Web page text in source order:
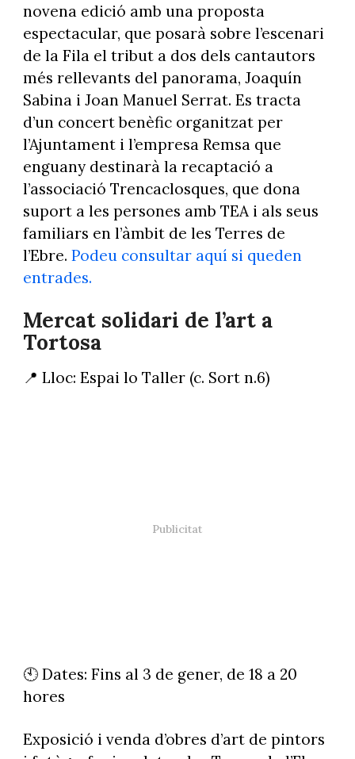
novena edició amb una proposta
espectacular, que posarà sobre l’escenari
de la Fila el tribut a dos dels cantautors
més rellevants del panorama, Joaquín
Sabina i Joan Manuel Serrat. Es tracta
d’un concert benèfic organitzat per
l’Ajuntament i l’empresa Remsa que
enguany destinarà la recaptació a
l’associació Trencaclosques, que dona
suport a les persones amb TEA i als seus
familiars en l’àmbit de les Terres de
l’Ebre. Podeu consultar aquí si queden
entrades.
Mercat solidari de l’art a
Tortosa
📍 Lloc: Espai lo Taller (c. Sort n.6)
🕙 Dates: Fins al 3 de gener, de 18 a 20
hores
Exposició i venda d’obres d’art de pintors